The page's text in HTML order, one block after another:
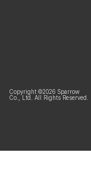
Copyright ©2026 Sparrow
Co., Ltd. All Rights Reserved.